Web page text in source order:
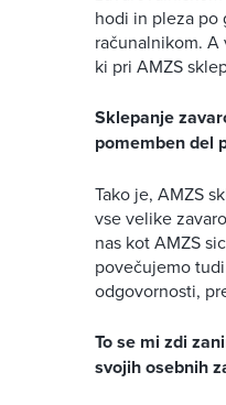
hodi in pleza po
računalnikom.
ki pri AMZS
Sklepanje
pomemben del
Tako je, AMZS
vse velike
nas kot AMZS
povečujemo
odgovornosti,
To se mi zdi
svojih osebnih